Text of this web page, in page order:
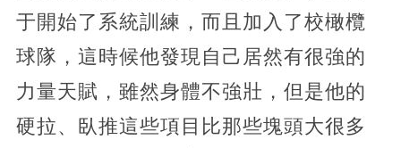
于開始了系統訓練，而且加入了校橄欖
球隊，這時候他發現自己居然有很強的
力量天賦，雖然身體不強壯，但是他的
硬拉、臥推這些項目比那些塊頭大很多